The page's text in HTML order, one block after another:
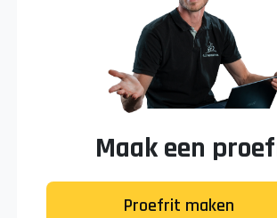
Maak een
Proefrit maken